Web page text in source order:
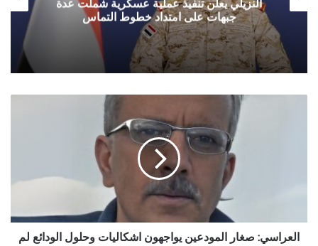
النزيلي يعلن تنفيذ عملية عسكرية شملت عدة
جبهات على امتداد خطوط التماس
تنفذ
ووقف
العراسي: صغار المودعين يواجهون اشكاليات وحلول الودائع لم